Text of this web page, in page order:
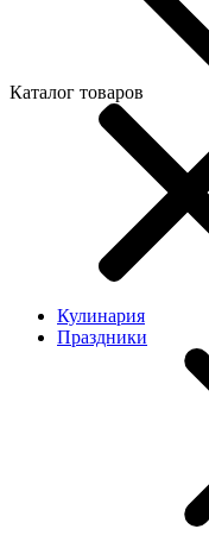
Каталог товаров
Кулинария
Праздники